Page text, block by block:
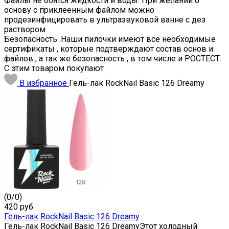
основу с приклеенным файлом можно
продезинфицировать в ультразвуковой ванне с дез
раствором
Безопасность .Наши пилочки имеют все необходимые
сертификаты , которые подтверждают состав основ и
файлов , а так же безопасность , в том числе и РОСТЕСТ.
С этим товаром покупают
В избранное Гель-лак RockNail Basic 126 Dreamy
(0/0)
420 руб.
Гель-лак RockNail Basic 126 Dreamy
Гель-лак RockNail Basic 126 DreamyЭтот холодный